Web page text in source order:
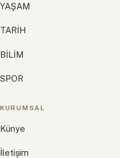
YAŞAM
TARİH
BİLİM
SPOR
KURUMSAL
Künye
İletişim